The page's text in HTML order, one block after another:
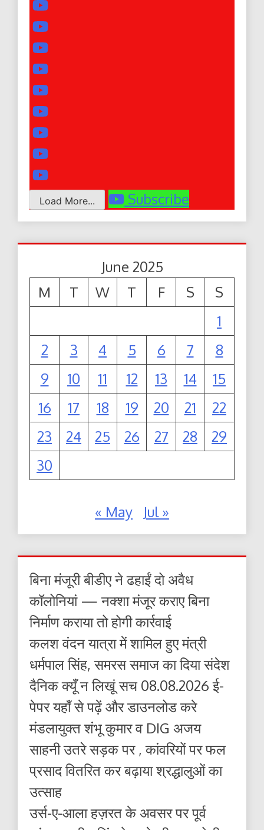
Load More... Subscribe
June 2025
M
T W T F S
S
1
2
3 4 5 6 7
8
9
10 11 12 13 14
15
16
17 18 19 20 21
22
23
24 25 26 27 28
29
30
« May Jul »
बिना मंजूरी बीडीए ने ढहाईं दो अवैध
कॉलोनियां — नक्शा मंजूर कराए बिना
निर्माण कराया तो होगी कार्रवाई
कलश वंदन यात्रा में शामिल हुए मंत्री
धर्मपाल सिंह, समरस समाज का दिया संदेश
दैनिक क्यूँ न लिखूं सच 08.08.2026 ई-
पेपर यहाँ से पढ़ें और डाउनलोड करे
मंडलायुक्त शंभू कुमार व DIG अजय
साहनी उतरे सड़क पर , कांवरियों पर फल
प्रसाद वितरित कर बढ़ाया श्रद्धालुओं का
उत्साह
उर्स-ए-आला हज़रत के अवसर पर पूर्व